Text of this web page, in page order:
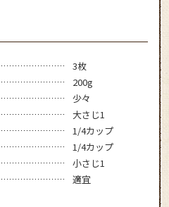
3枚
200g
少々
大さじ1
1/4カップ
1/4カップ
小さじ1
適宜